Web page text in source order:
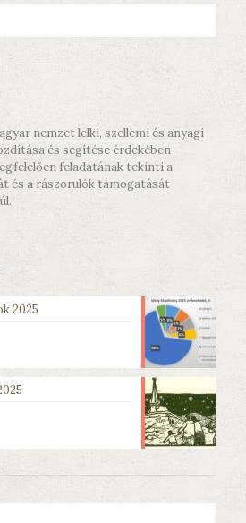
nemzet lelki, szellemi és anyagi
és segítése érdekében
feladatának tekinti a
és a rászorulók támogatását
2025